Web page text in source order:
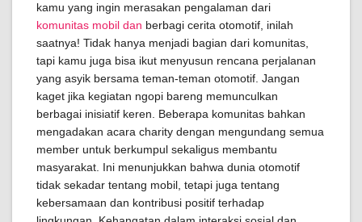
kamu yang ingin merasakan pengalaman dari
komunitas mobil dan berbagi cerita otomotif, inilah
saatnya! Tidak hanya menjadi bagian dari komunitas,
tapi kamu juga bisa ikut menyusun rencana perjalanan
yang asyik bersama teman-teman otomotif. Jangan
kaget jika kegiatan ngopi bareng memunculkan
berbagai inisiatif keren. Beberapa komunitas bahkan
mengadakan acara charity dengan mengundang semua
member untuk berkumpul sekaligus membantu
masyarakat. Ini menunjukkan bahwa dunia otomotif
tidak sekadar tentang mobil, tetapi juga tentang
kebersamaan dan kontribusi positif terhadap